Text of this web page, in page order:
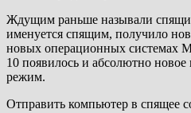
Ждущим раньше называли
именуется спящим, получило
новых операционных системах
10 появилось и абсолютно
режим.
Отправить компьютер в спящее